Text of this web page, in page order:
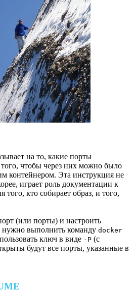
на то, какие порты
чтобы через них можно было
контейнером. Эта инструкция не
играет роль документации к
того, кто собирает образ, и того,
(или порты) и настроить
нужно выполнить команду docker
ключ в виде -P (с
будут все порты, указанные в